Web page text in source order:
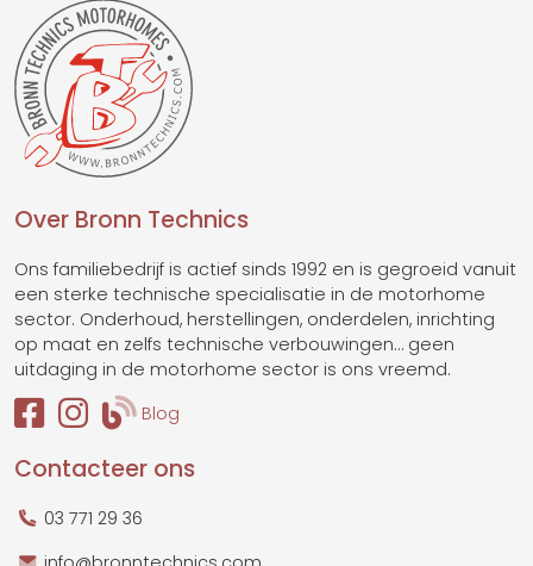
Over Bronn Technics
Ons familiebedrijf is actief sinds 1992 en is gegroeid vanuit
een sterke technische specialisatie in de motorhome
sector. Onderhoud, herstellingen, onderdelen, inrichting
op maat en zelfs technische verbouwingen… geen
uitdaging in de motorhome sector is ons vreemd.
Blog
Contacteer ons
03 771 29 36